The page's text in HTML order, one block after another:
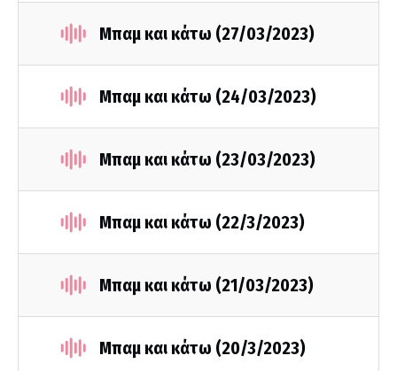
Μπαμ και κάτω (27/03/2023)
Μπαμ και κάτω (24/03/2023)
Μπαμ και κάτω (23/03/2023)
Μπαμ και κάτω (22/3/2023)
Μπαμ και κάτω (21/03/2023)
Μπαμ και κάτω (20/3/2023)